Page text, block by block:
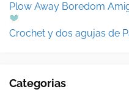
Plow Away Boredom
Crochet y dos agujas de
Categorias